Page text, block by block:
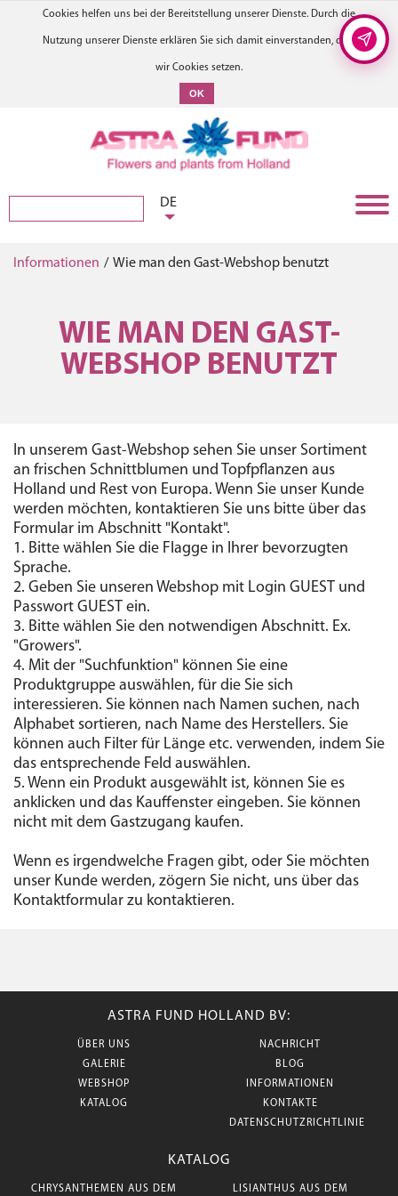
Cookies helfen uns bei der Bereitstellung unserer Dienste. Durch die
Nutzung unserer Dienste erklären Sie sich damit einverstanden, dass
wir Cookies setzen.
OK
DE
Informationen / Wie man den Gast-Webshop benutzt
WIE MAN DEN GAST-
WEBSHOP BENUTZT
In unserem Gast-Webshop sehen Sie unser Sortiment
an frischen Schnittblumen und Topfpflanzen aus
Holland und Rest von Europa. Wenn Sie unser Kunde
werden möchten, kontaktieren Sie uns bitte über das
Formular im Abschnitt "Kontakt".
1. Bitte wählen Sie die Flagge in Ihrer bevorzugten
Sprache.
2. Geben Sie unseren Webshop mit Login GUEST und
Passwort GUEST ein.
3. Bitte wählen Sie den notwendigen Abschnitt. Ex.
"Growers".
4. Mit der "Suchfunktion" können Sie eine
Produktgruppe auswählen, für die Sie sich
interessieren. Sie können nach Namen suchen, nach
Alphabet sortieren, nach Name des Herstellers. Sie
können auch Filter für Länge etc. verwenden, indem Sie
das entsprechende Feld auswählen.
5. Wenn ein Produkt ausgewählt ist, können Sie es
anklicken und das Kauffenster eingeben. Sie können
nicht mit dem Gastzugang kaufen.
Wenn es irgendwelche Fragen gibt, oder Sie möchten
unser Kunde werden, zögern Sie nicht, uns über das
Kontaktformular zu kontaktieren.
ASTRA FUND HOLLAND BV:
ÜBER UNS
GALERIE
WEBSHOP
KATALOG
NACHRICHT
BLOG
INFORMATIONEN
KONTAKTE
DATENSCHUTZRICHTLINIE
KATALOG
CHRYSANTHEMEN AUS DEM LISIANTHUS AUS DEM